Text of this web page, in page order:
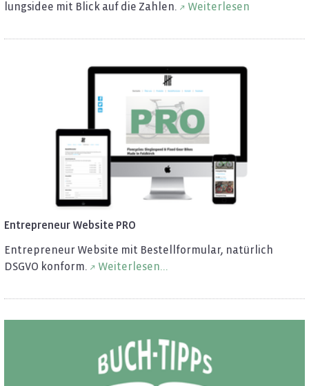
lungs­idee mit Blick auf die Zah­len.
Wei­ter­le­sen
En­tre­pre­neur Web­site PRO
En­tre­pre­neur Web­site mit Be­stell­for­mu­lar, na­tür­lich
DSGVO kon­form.
Wei­ter­le­sen...